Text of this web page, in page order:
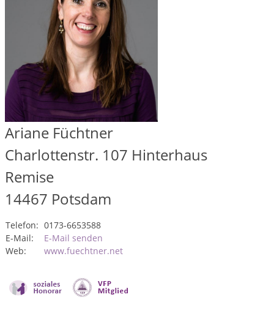
Ariane Füchtner
Charlottenstr. 107 Hinterhaus
Remise
14467 Potsdam
Telefon: 0173-6653588
E-Mail:
E-Mail senden
Web:
www.fuechtner.net